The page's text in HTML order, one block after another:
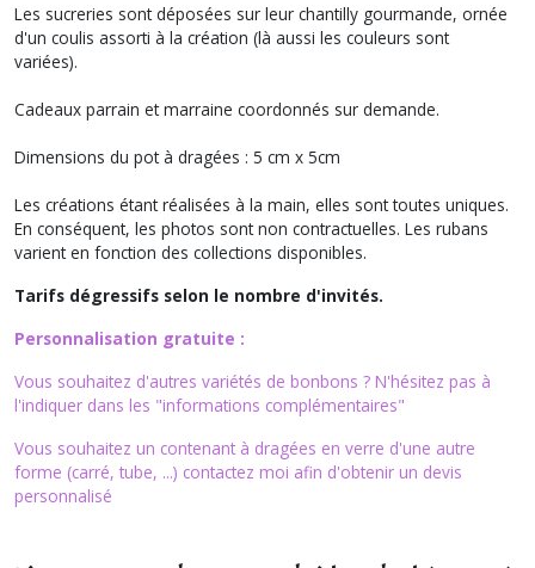
Les sucreries sont déposées sur leur chantilly gourmande, ornée
d'un coulis assorti à la création (là aussi les couleurs sont
variées).
Cadeaux parrain et marraine coordonnés sur demande.
Dimensions du pot à dragées : 5 cm x 5cm
Les créations étant réalisées à la main, elles sont toutes uniques.
En conséquent, les photos sont non contractuelles. Les rubans
varient en fonction des collections disponibles.
Tarifs dégressifs selon le nombre d'invités.
Personnalisation gratuite :
Vous souhaitez d'autres variétés de bonbons ? N'hésitez pas à
l'indiquer dans les "informations complémentaires"
Vous souhaitez un contenant à dragées en verre d'une autre
forme (carré, tube, ...) contactez moi afin d'obtenir un devis
personnalisé